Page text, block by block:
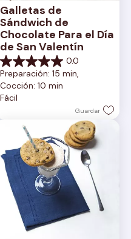
Galletas de
Sándwich de
Chocolate Para el Día
de San Valentín
0.0
0.0
de
5
estrellas.
Preparación: 15 min,
Cocción: 10 min
Fácil
Guardar